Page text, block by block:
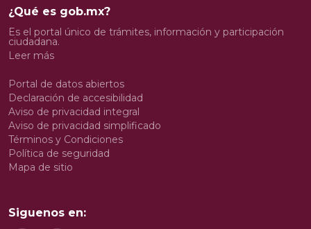
¿Qué es gob.mx?
Es el portal único de trámites, información y participación
ciudadana.
Leer más
Portal de datos abiertos
Declaración de accesibilidad
Aviso de privacidad integral
Aviso de privacidad simplificado
Términos y Condiciones
Política de seguridad
Mapa de sitio
Siguenos en: